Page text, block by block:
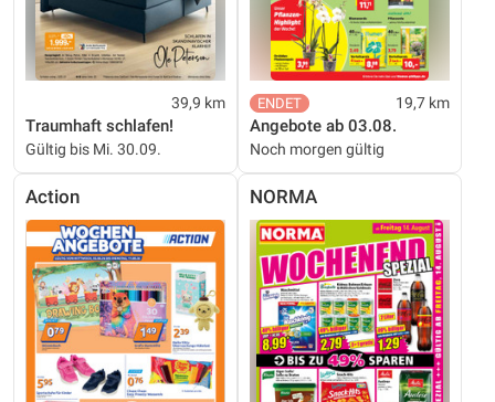
39,9 km
Traumhaft schlafen!
Gültig bis Mi. 30.09.
19,7 km
Angebote ab 03.08.
Noch morgen gültig
Action NORMA